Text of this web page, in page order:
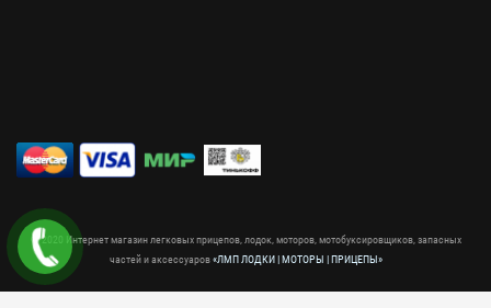
© 2020 Интернет магазин легковых прицепов, лодок, моторов, мотобуксировщиков, запасных
частей и аксессуаров«ЛМП ЛОДКИ | МОТОРЫ | ПРИЦЕПЫ»